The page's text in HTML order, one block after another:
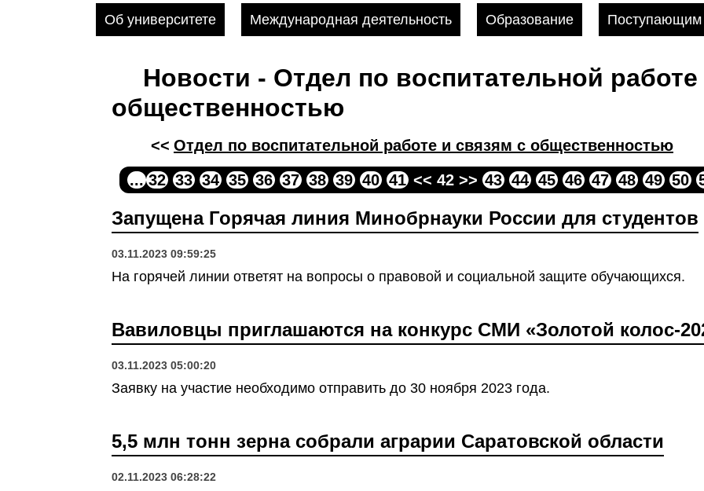
Об университете Международная деятельность Образование Поступающим
Новости - Отдел по воспитательной
общественностью
<< Отдел по воспитательной работе и связям с общественностью
... 32 33 34 35 36 37 38 39 40 41 << 42 >> 43 44 45 46 47 48 49 50
Запущена Горячая линия Минобрнауки России для студентов
03.11.2023 09:59:25
На горячей линии ответят на вопросы о правовой и социальной защите обучающихся.
Вавиловцы приглашаются на конкурс СМИ «Золотой колос-
03.11.2023 05:00:20
Заявку на участие необходимо отправить до 30 ноября 2023 года.
5,5 млн тонн зерна собрали аграрии Саратовской области
02.11.2023 06:28:22